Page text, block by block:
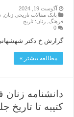
آگوست 19, 2024
بانک مقالات تاریخی زنان ,
فرهنگ ,زنان: تاریخ
0
گزارش خ دکتر
مطالعه بیشتر »
دانشنامه
کتیبه تا تاریخ